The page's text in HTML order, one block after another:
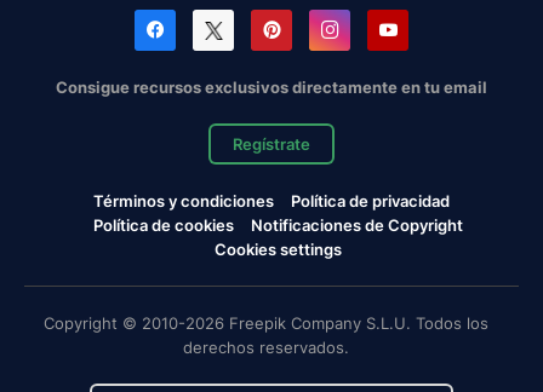
Consigue recursos exclusivos directamente en tu email
Regístrate
Términos y condiciones
Política de privacidad
Política de cookies
Notificaciones de Copyright
Cookies settings
Copyright © 2010-2026 Freepik Company S.L.U. Todos los
derechos reservados.